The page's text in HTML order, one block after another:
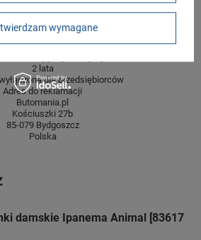
GWARANCJA
2 lata
dla przedsiębiorców
Adres do reklamacji
Butomania.pl
Kościuszki 27b
85-079 Bydgoszcz
Polska
damskie Ipanema Animal [83617
wymagane